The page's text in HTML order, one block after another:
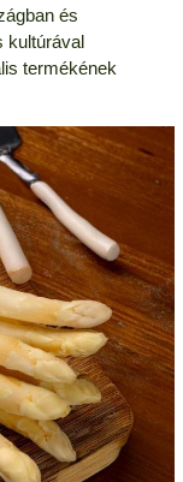
és
kultúrával
termékének